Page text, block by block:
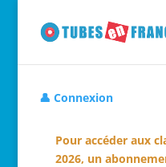
👤 Connexion
Pour accéder aux
2026, un